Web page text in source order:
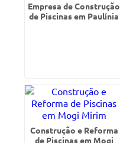
Empresa de Construção
de Piscinas em Paulínia
Construção e Reforma
de Piscinas em Mogi